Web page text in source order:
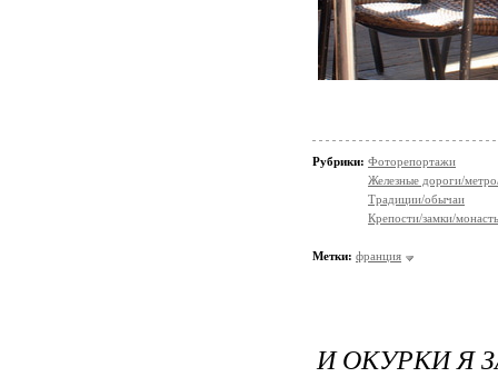
Рубрики: Фоторепортажи
Железные дороги/
Традиции/обычаи
Крепости/замки/
Метки: франция
И ОКУРКИ Я